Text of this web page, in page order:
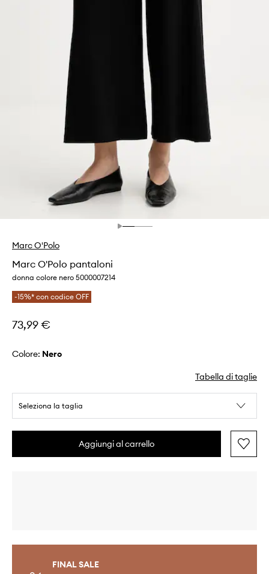
Marc O'Polo
Marc O'Polo pantaloni
donna colore nero 5000007214
-15%* con codice OFF
73,99 €
Colore: nero
Tabella di taglie
Seleziona la taglia
Aggiungi al carrello
FINAL SALE